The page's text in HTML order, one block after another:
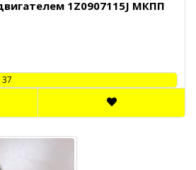
1Z0907115J МКПП